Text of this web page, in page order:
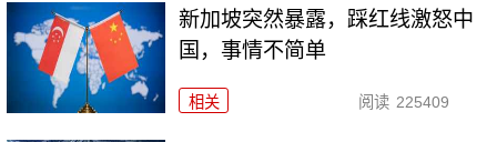
新加坡突然暴露，踩红线激怒中
国，事情不简单
相关 阅读 225409